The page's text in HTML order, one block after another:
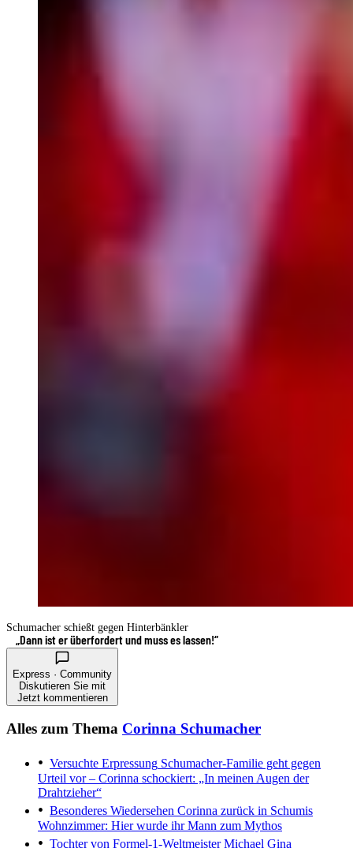
Schumacher schießt gegen Hinterbänkler
„Dann ist er überfordert und muss es lassen!“
Express · Community
Diskutieren Sie mit
Jetzt kommentieren
Alles zum Thema Corinna Schumacher
Versuchte Erpressung Schumacher-Familie geht gegen
Urteil vor – Corinna schockiert: „In meinen Augen der
Drahtzieher“
Besonderes Wiedersehen Corinna zurück in Schumis
Wohnzimmer: Hier wurde ihr Mann zum Mythos
Tochter von Formel-1-Weltmeister Michael Gina